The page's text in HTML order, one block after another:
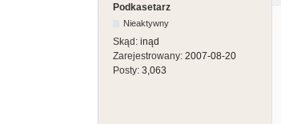
Podkasetarz
Nieaktywny
Skąd: inąd
Zarejestrowany: 2007-08-20
Posty: 3,063